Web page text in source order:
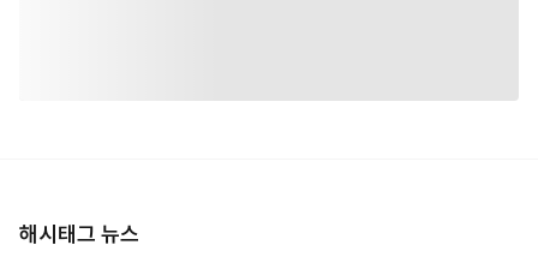
해시태그 뉴스